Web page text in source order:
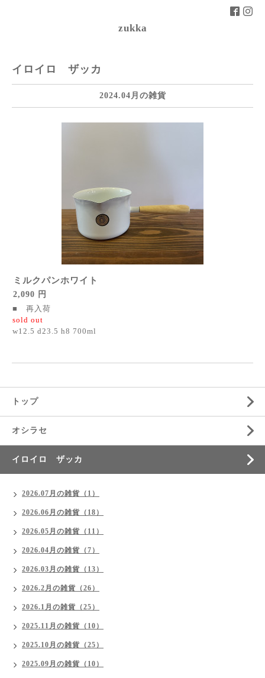
zukka
イロイロ ザッカ
2024.04月の雑貨
ミルクパンホワイト
2,090 円
■ 再入荷
sold out
w12.5 d23.5 h8 700ml
トップ
オシラセ
イロイロ ザッカ
2026.07月の雑貨（1）
2026.06月の雑貨（18）
2026.05月の雑貨（11）
2026.04月の雑貨（7）
2026.03月の雑貨（13）
2026.2月の雑貨（26）
2026.1月の雑貨（25）
2025.11月の雑貨（10）
2025.10月の雑貨（25）
2025.09月の雑貨（10）